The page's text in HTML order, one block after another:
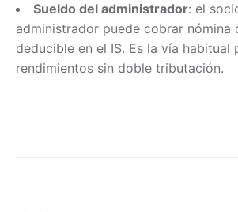
Sueldo del administrador: el
administrador puede cobrar nómina
deducible en el IS. Es la vía habitual
rendimientos sin doble tributación.